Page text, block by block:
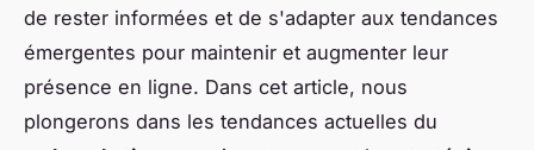
de rester informées et de s'adapter aux tendances
émergentes pour maintenir et augmenter leur
présence en ligne. Dans cet article, nous
plongerons dans les tendances actuelles du